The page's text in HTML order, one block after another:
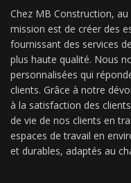
Chez MB Construction,
mission est de créer des
fournissant des services
plus haute qualité. Nous
personnalisées qui
clients. Grâce à notre
à la satisfaction des
de vie de nos clients en
espaces de travail en
et durables, adaptés au